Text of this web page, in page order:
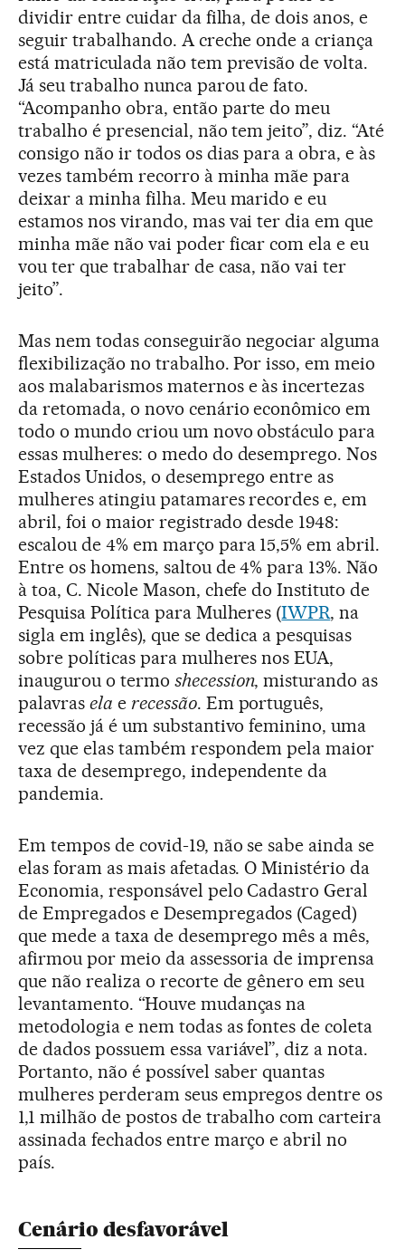
dividir entre cuidar da filha, de dois anos, e
seguir trabalhando. A creche onde a criança
está matriculada não tem previsão de volta.
Já seu trabalho nunca parou de fato.
“Acompanho obra, então parte do meu
trabalho é presencial, não tem jeito”, diz. “Até
consigo não ir todos os dias para a obra, e às
vezes também recorro à minha mãe para
deixar a minha filha. Meu marido e eu
estamos nos virando, mas vai ter dia em que
minha mãe não vai poder ficar com ela e eu
vou ter que trabalhar de casa, não vai ter
jeito”.
Mas nem todas conseguirão negociar alguma
flexibilização no trabalho. Por isso, em meio
aos malabarismos maternos e às incertezas
da retomada, o novo cenário econômico em
todo o mundo criou um novo obstáculo para
essas mulheres: o medo do desemprego. Nos
Estados Unidos, o desemprego entre as
mulheres atingiu patamares recordes e, em
abril, foi o maior registrado desde 1948:
escalou de 4% em março para 15,5% em abril.
Entre os homens, saltou de 4% para 13%. Não
à toa, C. Nicole Mason, chefe do Instituto de
Pesquisa Política para Mulheres (IWPR, na
sigla em inglês), que se dedica a pesquisas
sobre políticas para mulheres nos EUA,
inaugurou o termo shecession, misturando as
palavras ela e recessão. Em português,
recessão já é um substantivo feminino, uma
vez que elas também respondem pela maior
taxa de desemprego, independente da
pandemia.
Em tempos de covid-19, não se sabe ainda se
elas foram as mais afetadas. O Ministério da
Economia, responsável pelo Cadastro Geral
de Empregados e Desempregados (Caged)
que mede a taxa de desemprego mês a mês,
afirmou por meio da assessoria de imprensa
que não realiza o recorte de gênero em seu
levantamento. “Houve mudanças na
metodologia e nem todas as fontes de coleta
de dados possuem essa variável”, diz a nota.
Portanto, não é possível saber quantas
mulheres perderam seus empregos dentre os
1,1 milhão de postos de trabalho com carteira
assinada fechados entre março e abril no
país.
Cenário desfavorável